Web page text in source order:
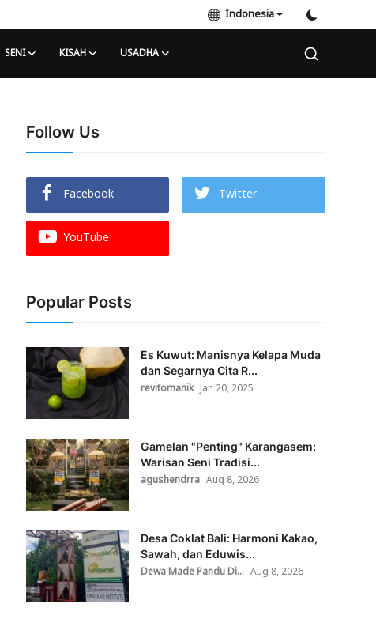
Indonesia
SENI KISAH USADHA
Follow Us
Facebook
Twitter
YouTube
Popular Posts
Es Kuwut: Manisnya Kelapa Muda
dan Segarnya Cita R...
revitomanik Jan 20, 2025
Gamelan "Penting" Karangasem:
Warisan Seni Tradisi...
agushendrra Aug 8, 2026
Desa Coklat Bali: Harmoni Kakao,
Sawah, dan Eduwis...
Dewa Made Pandu Di... Aug 8, 2026